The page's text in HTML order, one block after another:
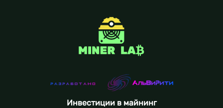
Инвестиции в майнинг